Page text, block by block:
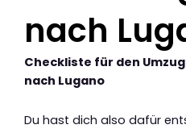
nach
Checkliste für den
nach Lugano
Du hast dich also dafür